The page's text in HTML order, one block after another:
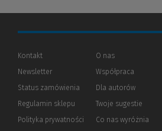
Kontakt
Newsletter
Status zamówienia
Regulamin sklepu
Polityka prywatności (Nowe
(Link
O nas
Współpraca
Dla autorów(Nowe
(Link
innej
strony)
Twoje sugestie
Co nas wyróżnia